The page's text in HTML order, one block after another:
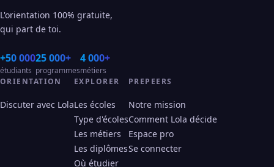
L'orientation 100% gratuite,
qui part de toi.
+50 000
étudiants
25 000+
programmes
4 000+
métiers
ORIENTATION
Discuter avec Lola
EXPLORER
Les écoles
Type d'écoles
Les métiers
Les diplômes
Où étudier
PREPEERS
Notre mission
Comment Lola décide
Espace pro
Se connecter